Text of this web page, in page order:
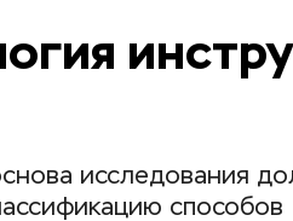
исследования
способов